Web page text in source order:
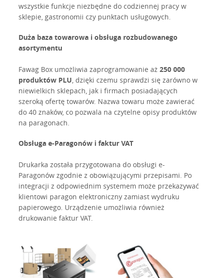
wszystkie funkcje niezbędne do codziennej pracy w
sklepie, gastronomii czy punktach usługowych.
Duża baza towarowa i obsługa rozbudowanego
asortymentu
Fawag Box umożliwia zaprogramowanie aż 250 000
produktów PLU, dzięki czemu sprawdzi się zarówno w
niewielkich sklepach, jak i firmach posiadających
szeroką ofertę towarów. Nazwa towaru może zawierać
do 40 znaków, co pozwala na czytelne opisy produktów
na paragonach.
Obsługa e-Paragonów i faktur VAT
Drukarka została przygotowana do obsługi e-
Paragonów zgodnie z obowiązującymi przepisami. Po
integracji z odpowiednim systemem może przekazywać
klientowi paragon elektroniczny zamiast wydruku
papierowego. Urządzenie umożliwia również
drukowanie faktur VAT.